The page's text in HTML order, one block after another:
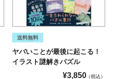
送料無料
ヤバいことが最後に起こる！
イラスト謎解きパズル
¥3,850 税込